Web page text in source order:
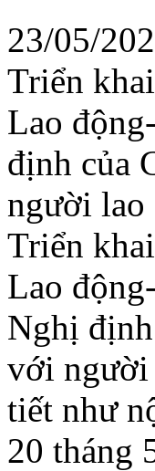
23/05/
Triển
Lao
định của
người lao
Triển
Lao
Nghị
với người
tiết như
20 tháng